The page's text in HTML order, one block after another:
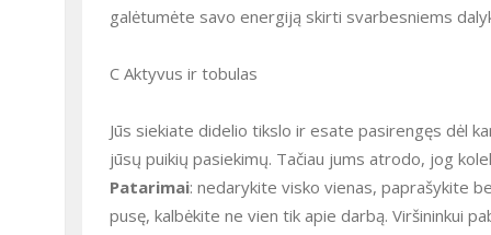
galėtumėte savo energiją skirti svarbesniems
C Aktyvus ir tobulas
Jūs siekiate didelio tikslo ir esate pasirengęs dėl
jūsų puikių pasiekimų. Tačiau jums atrodo, jog
Patarimai: nedarykite visko vienas, paprašykite
pusę, kalbėkite ne vien tik apie darbą. Viršininkui